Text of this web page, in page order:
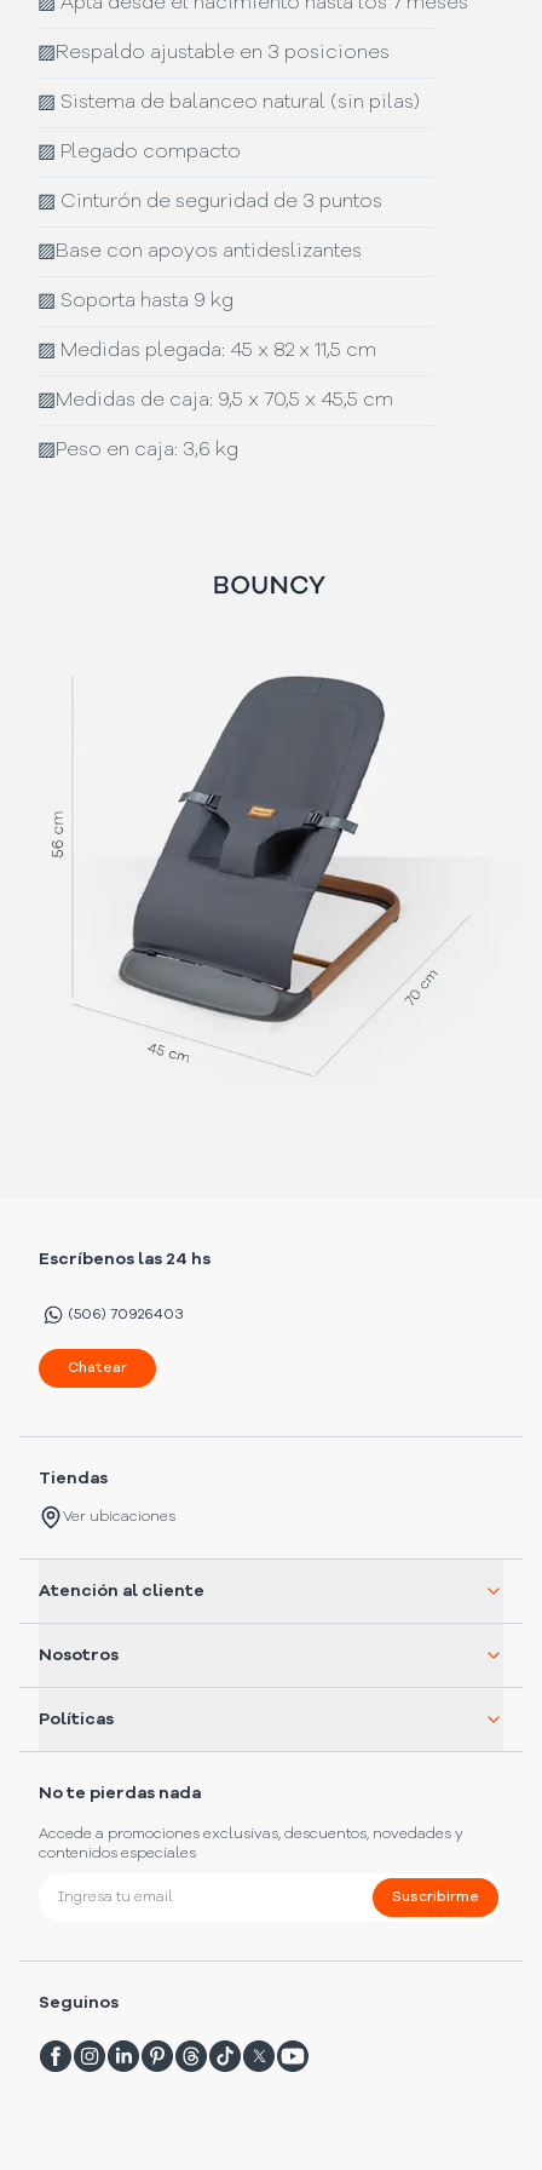
▨ Respaldo ajustable en 3 posiciones
▨ Sistema de balanceo natural (sin pilas)
▨ Plegado compacto
▨ Cinturón de seguridad de 3 puntos
▨ Base con apoyos antideslizantes
▨ Soporta hasta 9 kg
▨ Medidas plegada: 45 x 82 x 11,5 cm
▨Medidas de caja: 9,5 x 70,5 x 45,5 cm
▨ Peso en caja: 3,6 kg
Escríbenos las 24 hs
(506) 70926403
Chatear
Tiendas
Ver ubicaciones
Atención al cliente
Nosotros
Políticas
No te pierdas nada
Accede a promociones exclusivas, descuentos, novedades y
contenidos especiales
Suscribirme
Seguinos